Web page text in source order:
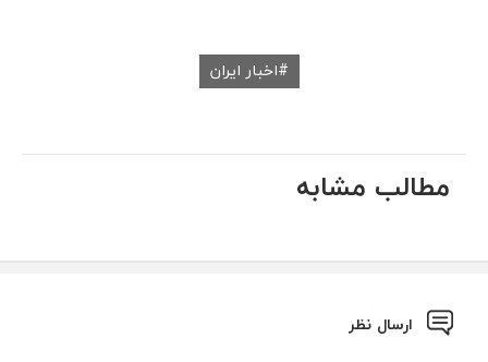
اخبار ایران
مطالب مشابه
ارسال نظر